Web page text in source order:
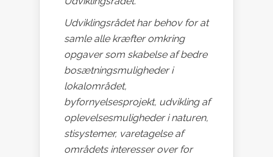
Udviklingsrådet har behov for at
samle alle kræfter omkring
opgaver som skabelse af bedre
bosætningsmuligheder i
lokalområdet,
byfornyelsesprojekt, udvikling af
oplevelsesmuligheder i naturen,
stisystemer, varetagelse af
områdets interesser over for